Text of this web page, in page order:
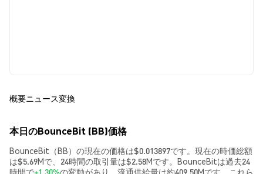
概要ニュース変換
本日のBounceBit (BB)価格
BounceBit（BB）の現在の価格は$0.013897です。現在の時価総額
は$5.69Mで、24時間の取引量は$2.58Mです。BounceBitは過去24
時間で+1.30%の変動があり、流通供給量は約409.50Mです。これら